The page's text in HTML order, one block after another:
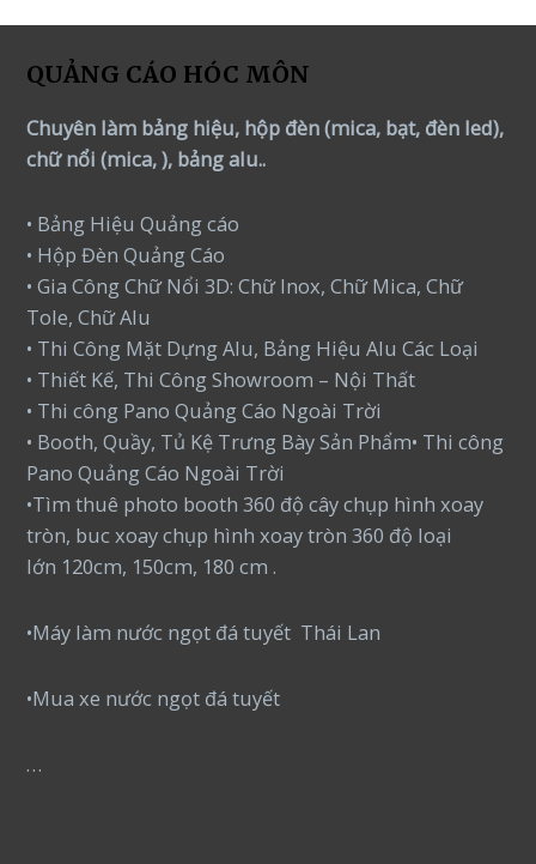
QUẢNG CÁO HÓC MÔN
Chuyên làm bảng hiệu, hộp đèn (mica, bạt, đèn led),
chữ nổi (mica, ), bảng alu..
• Bảng Hiệu Quảng cáo
• Hộp Đèn Quảng Cáo
• Gia Công Chữ Nổi 3D: Chữ Inox, Chữ Mica, Chữ
Tole, Chữ Alu
• Thi Công Mặt Dựng Alu, Bảng Hiệu Alu Các Loại
• Thiết Kế, Thi Công Showroom – Nội Thất
• Thi công Pano Quảng Cáo Ngoài Trời
• Booth, Quầy, Tủ Kệ Trưng Bày Sản Phẩm• Thi công
Pano Quảng Cáo Ngoài Trời
•Tìm thuê photo booth 360 độ cây chụp hình xoay
tròn, buc xoay chụp hình xoay tròn 360 độ loại
lớn 120cm, 150cm, 180 cm .
•Máy làm nước ngọt đá tuyết Thái Lan
•Mua xe nước ngọt đá tuyết
…